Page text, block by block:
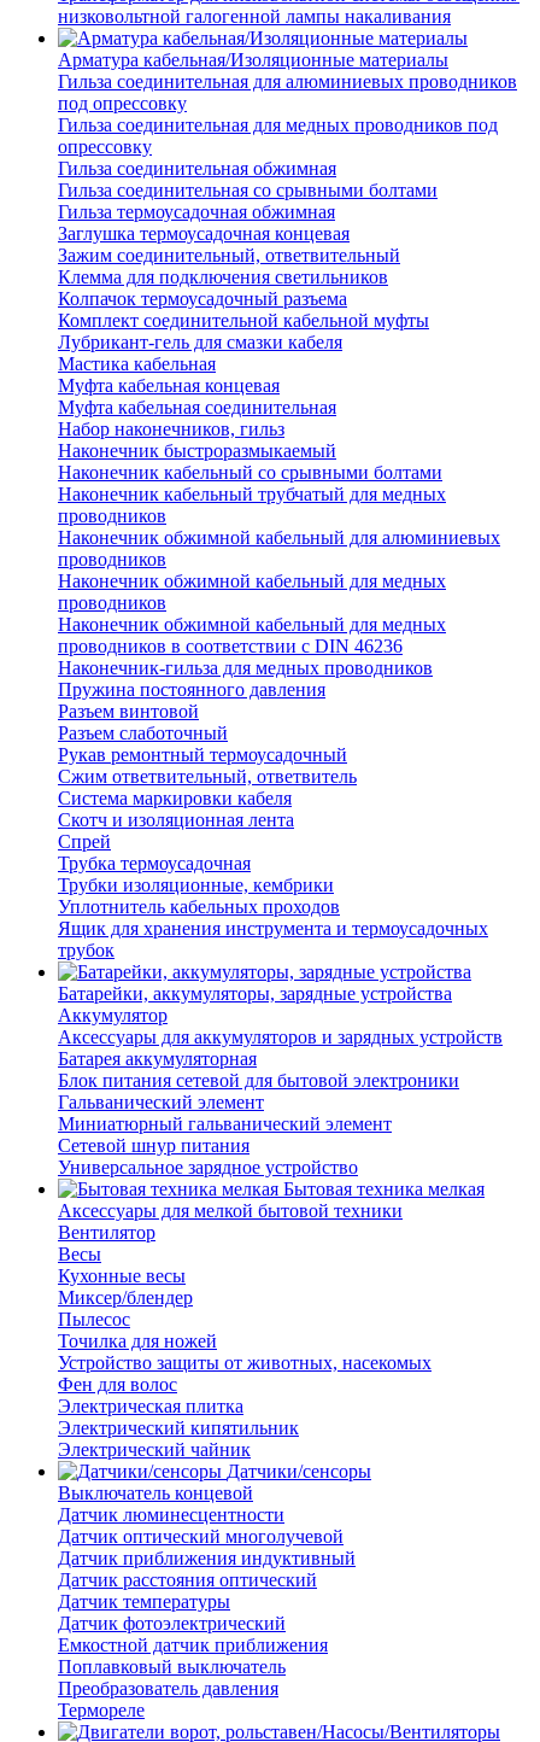
низковольтной галогенной лампы накаливания
Арматура кабельная/Изоляционные материалы
Гильза соединительная для алюминиевых проводников
под опрессовку
Гильза соединительная для медных проводников под
опрессовку
Гильза соединительная обжимная
Гильза соединительная со срывными болтами
Гильза термоусадочная обжимная
Заглушка термоусадочная концевая
Зажим соединительный, ответвительный
Клемма для подключения светильников
Колпачок термоусадочный разъема
Комплект соединительной кабельной муфты
Лубрикант-гель для смазки кабеля
Мастика кабельная
Муфта кабельная концевая
Муфта кабельная соединительная
Набор наконечников, гильз
Наконечник быстроразмыкаемый
Наконечник кабельный со срывными болтами
Наконечник кабельный трубчатый для медных
проводников
Наконечник обжимной кабельный для алюминиевых
проводников
Наконечник обжимной кабельный для медных
проводников
Наконечник обжимной кабельный для медных
проводников в соответствии с DIN 46236
Наконечник-гильза для медных проводников
Пружина постоянного давления
Разъем винтовой
Разъем слаботочный
Рукав ремонтный термоусадочный
Сжим ответвительный, ответвитель
Система маркировки кабеля
Скотч и изоляционная лента
Спрей
Трубка термоусадочная
Трубки изоляционные, кембрики
Уплотнитель кабельных проходов
Ящик для хранения инструмента и термоусадочных
трубок
Батарейки, аккумуляторы, зарядные устройства
Аккумулятор
Аксессуары для аккумуляторов и зарядных устройств
Батарея аккумуляторная
Блок питания сетевой для бытовой электроники
Гальванический элемент
Миниатюрный гальванический элемент
Сетевой шнур питания
Универсальное зарядное устройство
Бытовая техника мелкая
Аксессуары для мелкой бытовой техники
Вентилятор
Весы
Кухонные весы
Миксер/блендер
Пылесос
Точилка для ножей
Устройство защиты от животных, насекомых
Фен для волос
Электрическая плитка
Электрический кипятильник
Электрический чайник
Датчики/сенсоры
Выключатель концевой
Датчик люминесцентности
Датчик оптический многолучевой
Датчик приближения индуктивный
Датчик расстояния оптический
Датчик температуры
Датчик фотоэлектрический
Емкостной датчик приближения
Поплавковый выключатель
Преобразователь давления
Термореле